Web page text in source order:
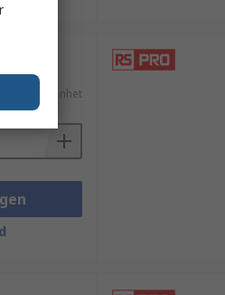
2 804,60 kr/enhet